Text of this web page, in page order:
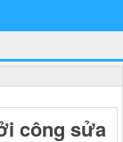
công sửa